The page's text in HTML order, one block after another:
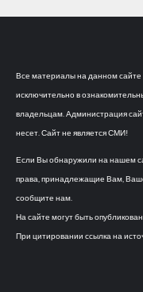
Все материалы на данном сайте
исключительно в
владельцам. Администрация
несет. Сайт не является СМИ!
Если Вы обнаружили на нашем
права, принадлежащие Вам,
сообщите нам.
На сайте могут быть
При цитировании ссылка на